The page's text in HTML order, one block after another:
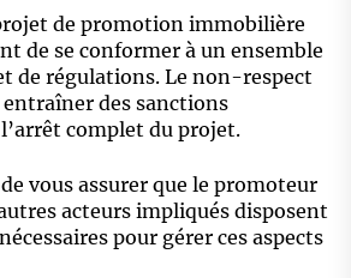
de promotion immobilière
de se conformer à un ensemble
de régulations. Le non-respect
entraîner des sanctions
complet du projet.
vous assurer que le promoteur
acteurs impliqués disposent
pour gérer ces aspects